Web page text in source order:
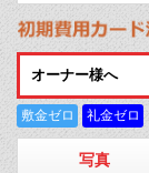
オーナー様へ
敷金ゼロ 礼金ゼロ
写真